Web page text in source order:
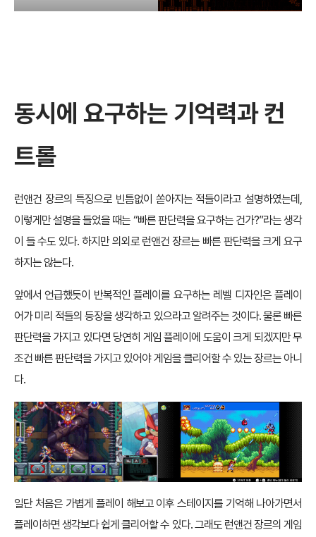
동시에 요구하는 기억력과 컨
트롤
런앤건 장르의 특징으로 빈틈없이 쏟아지는 적들이라고 설명하였는데,
이렇게만 설명을 들었을 때는 “빠른 판단력을 요구하는 건가?”라는 생각
이 들 수도 있다. 하지만 의외로 런앤건 장르는 빠른 판단력을 크게 요구
하지는 않는다.
앞에서 언급했듯이 반복적인 플레이를 요구하는 레벨 디자인은 플레이
어가 미리 적들의 등장을 생각하고 있으라고 알려주는 것이다. 물론 빠른
판단력을 가지고 있다면 당연히 게임 플레이에 도움이 크게 되겠지만 무
조건 빠른 판단력을 가지고 있어야 게임을 클리어할 수 있는 장르는 아니
다.
일단 처음은 가볍게 플레이 해보고 이후 스테이지를 기억해 나아가면서
플레이하면 생각보다 쉽게 클리어할 수 있다. 그래도 런앤건 장르의 게임